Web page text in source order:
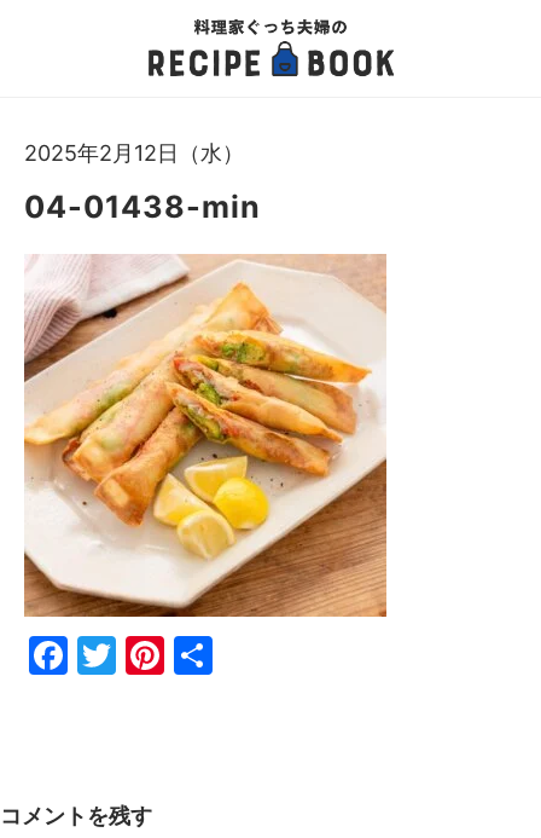
2025年2月12日（水）
04-01438-min
Fac
Twi
Pin
コメントを残す